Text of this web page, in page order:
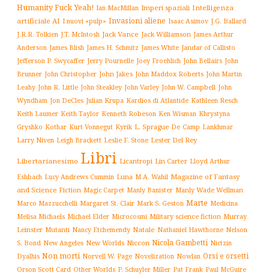
Humanity Fuck Yeah! Ian MacMillan Imperi spaziali Intelligenza
artificiale AI I nuovi «pulp» Invasioni aliene Isaac Asimov J.G. Ballard
J.R.R. Tolkien J.T. McIntosh Jack Vance Jack Williamson James Arthur
Anderson James Blish James H. Schmitz James White Jandar of Callisto
Jefferson P. Swycaffer Jerry Pournelle Joey Froehlich John Bellairs John
Brunner John Christopher John Jakes John Maddox Roberts John Martin
Leahy John R. Little John Steakley John Varley John W. Campbell John
Wyndham Jon DeCles Julian Krupa Kardios di Atlantide Kathleen Resch
Keith Laumer Keith Taylor Kenneth Robeson Ken Wisman Khrystyna
Gryshko Kothar Kurt Vonnegut Kyrik L. Sprague De Camp Lankhmar
Larry Niven Leigh Brackett Leslie F. Stone Lester Del Rey
Libertarianesimo Libri Licantropi Lin Carter Lloyd Arthur
Eshbach Lucy Andrews Cummin Luna M.A. Wahil Magazine of Fantasy
and Science Fiction Magic Carpet Manly Banister Manly Wade Wellman
Marco Mazzucchelli Margaret St. Clair Mark S. Geston Marte Medicina
Melisa Michaels Michael Elder Microcosmi Military science fiction Murray
Leinster Mutanti Nancy Etchemendy Natale Nathaniel Hawthorne Nelson
S. Bond New Angeles New Worlds Niccon Nicola Gambetti Nictzin
Dyalhis Non morti Norvell W. Page Novelization Nowlan Orsi e orsetti
Orson Scott Card Other Worlds P. Schuyler Miller Pat Frank Paul McGuire